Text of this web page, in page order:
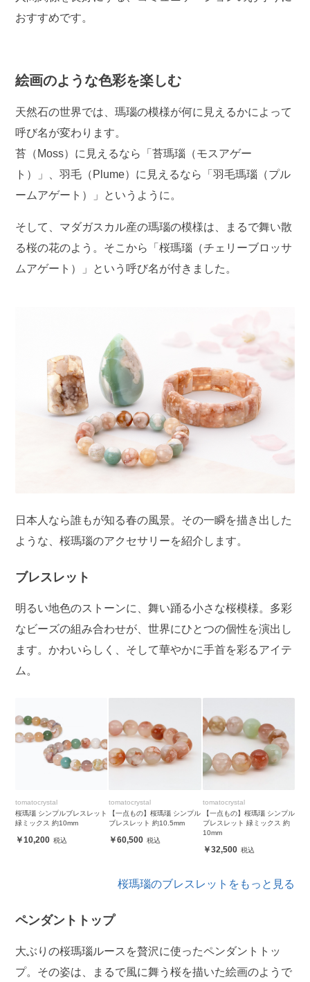
おすすめです。
絵画のような色彩を楽しむ
天然石の世界では、瑪瑙の模様が何に見えるかによって
呼び名が変わります。
苔（Moss）に見えるなら「苔瑪瑙（モスアゲー
ト）」、羽毛（Plume）に見えるなら「羽毛瑪瑙（プル
ームアゲート）」というように。
そして、マダガスカル産の瑪瑙の模様は、まるで舞い散
る桜の花のよう。そこから「桜瑪瑙（チェリーブロッサ
ムアゲート）」という呼び名が付きました。
日本人なら誰もが知る春の風景。その一瞬を描き出した
ような、桜瑪瑙のアクセサリーを紹介します。
ブレスレット
明るい地色のストーンに、舞い踊る小さな桜模様。多彩
なビーズの組み合わせが、世界にひとつの個性を演出し
ます。かわいらしく、そして華やかに手首を彩るアイテ
ム。
tomatocrystal
桜瑪瑙 シンプルブレスレット
緑ミックス 約10mm
10,200
tomatocrystal
【一点もの】桜瑪瑙 シンプル
ブレスレット 約10.5mm
60,500
tomatocrystal
【一点もの】桜瑪瑙 シンプル
ブレスレット 緑ミックス 約
10mm
32,500
桜瑪瑙のブレスレットをもっと見る
ペンダントトップ
大ぶりの桜瑪瑙ルースを贅沢に使ったペンダントトッ
プ。その姿は、まるで風に舞う桜を描いた絵画のようで